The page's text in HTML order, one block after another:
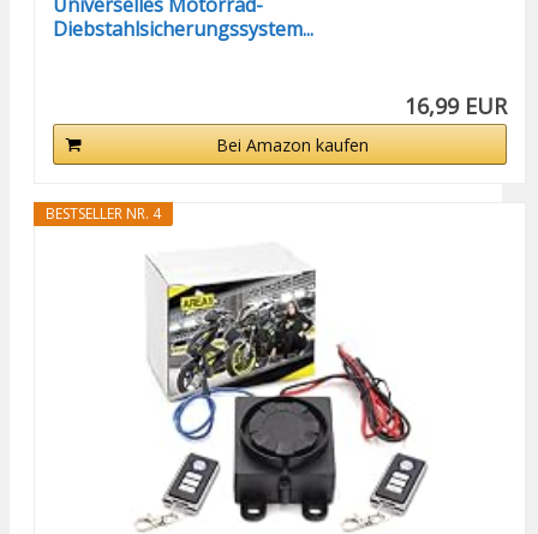
Diebstahlsicherungssystem...
16,99 EUR
Bei Amazon kaufen
BESTSELLER NR. 4